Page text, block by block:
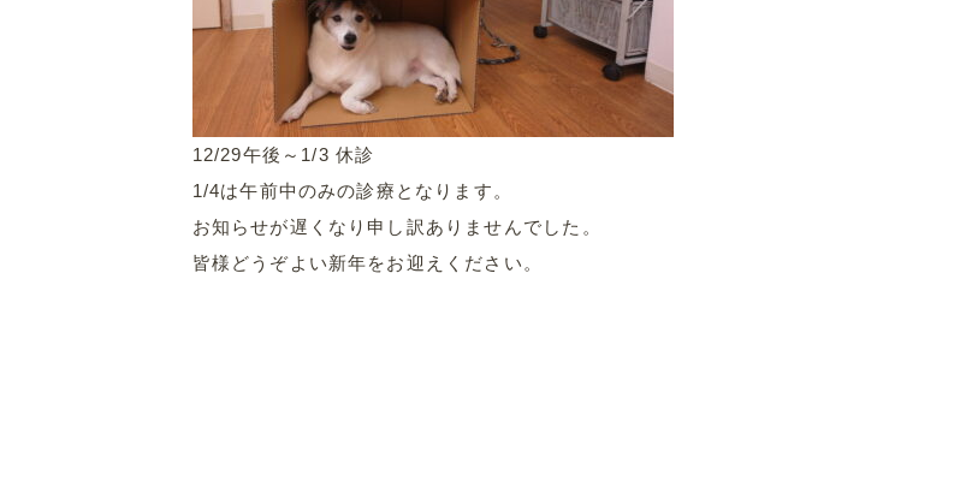
12/29午後～1/3 休診
1/4は午前中のみの診療となります。
お知らせが遅くなり申し訳ありませんでした。
皆様どうぞよい新年をお迎えください。